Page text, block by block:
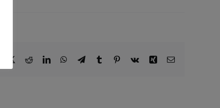
Facebook
X RedditLinkedInWhatsApp
TelegramTumblr Pinterest
Vk Xing E-